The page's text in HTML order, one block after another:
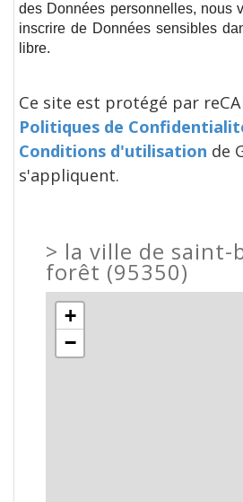
des Données personnelles, nous
inscrire de Données sensibles
libre.
Ce site est protégé par
Politiques de
Conditions d'utilisation de
s'appliquent.
> la ville de saint-
forêt (95350)
+
−